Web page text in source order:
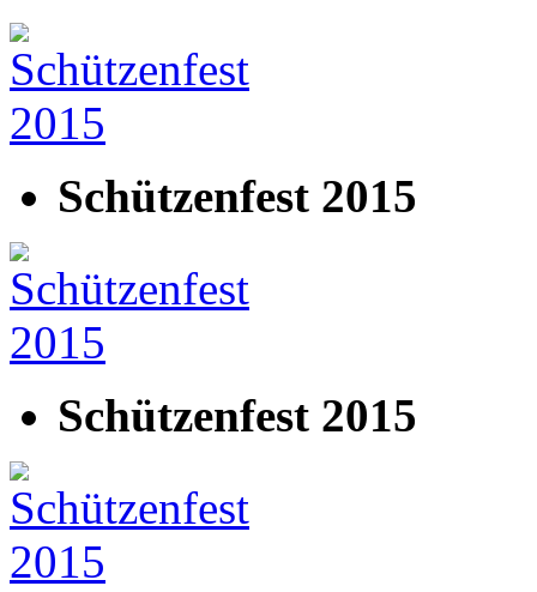
Schützenfest 2015
Schützenfest 2015